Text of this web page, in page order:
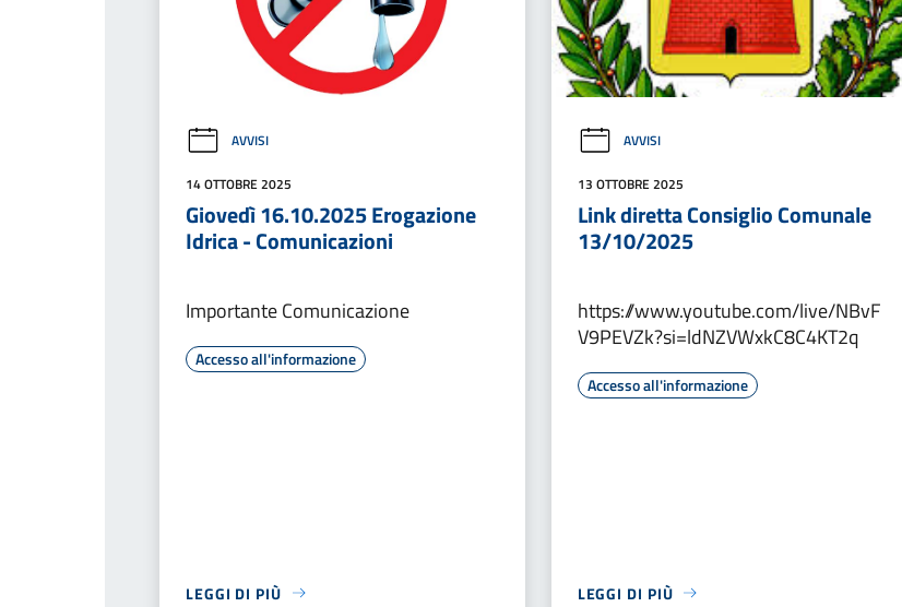
AVVISI
14 OTTOBRE 2025
Giovedì 16.10.2025 Erogazione
Idrica - Comunicazioni
Importante Comunicazione
Accesso all'informazione
LEGGI DI PIÙ
AVVISI
13 OTTOBRE 2025
Link diretta Consiglio Comunale
13/10/2025
https://www.youtube.com/live/NBvF
V9PEVZk?si=ldNZVWxkC8C4KT2q
Accesso all'informazione
LEGGI DI PIÙ